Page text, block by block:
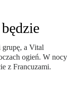
a Vital
ogień. W nocy
z Francuzami.